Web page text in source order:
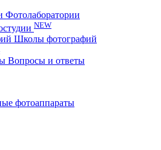
Фотолаборатории
NEW
Школы фотографий
Вопросы и ответы
фотоаппараты